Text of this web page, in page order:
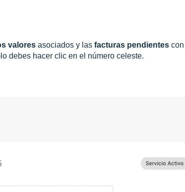
valores asociados y las facturas pendientes
debes hacer clic en el número celeste.